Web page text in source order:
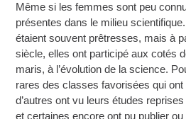
Même si les femmes sont peu
présentes dans le milieu
étaient souvent prêtresses, mais à
siècle, elles ont participé aux cotés
maris, à l’évolution de la science.
rares des classes favorisées qui ont
d’autres ont vu leurs études
et certaines encore ont pu publier